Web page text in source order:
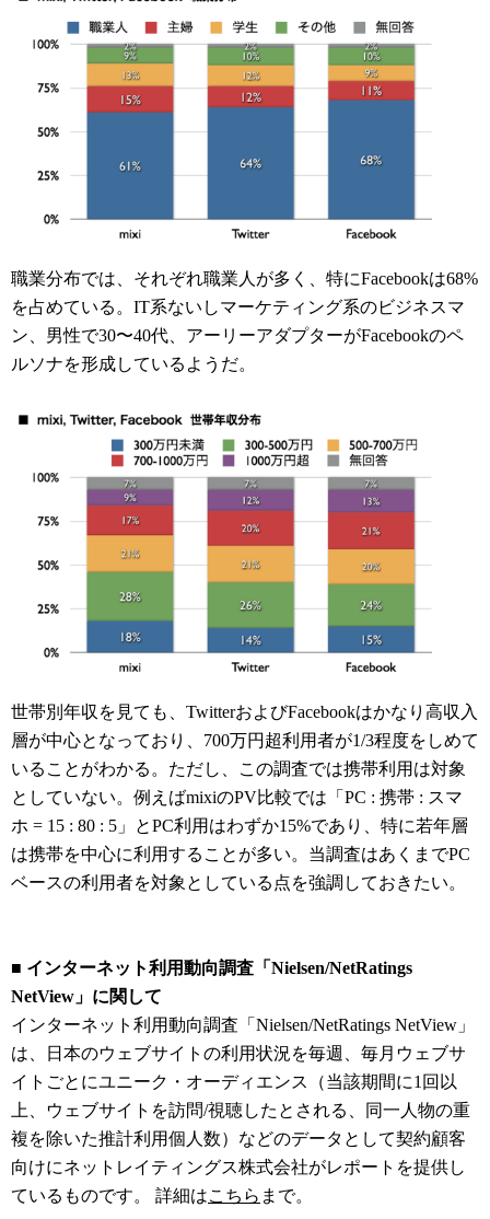
職業分布では、それぞれ職業人が多く、特にFacebookは68%
を占めている。IT系ないしマーケティング系のビジネスマ
ン、男性で30〜40代、アーリーアダプターがFacebookのペ
ルソナを形成しているようだ。
世帯別年収を見ても、TwitterおよびFacebookはかなり高収入
層が中心となっており、700万円超利用者が1/3程度をしめて
いることがわかる。ただし、この調査では携帯利用は対象
としていない。例えばmixiのPV比較では「PC : 携帯 : スマ
ホ = 15 : 80 : 5」とPC利用はわずか15%であり、特に若年層
は携帯を中心に利用することが多い。当調査はあくまでPC
ベースの利用者を対象としている点を強調しておきたい。
■ インターネット利用動向調査「Nielsen/NetRatings
NetView」に関して
インターネット利用動向調査「Nielsen/NetRatings NetView」
は、日本のウェブサイトの利用状況を毎週、毎月ウェブサ
イトごとにユニーク・オーディエンス（当該期間に1回以
上、ウェブサイトを訪問/視聴したとされる、同一人物の重
複を除いた推計利用個人数）などのデータとして契約顧客
向けにネットレイティングス株式会社がレポートを提供し
ているものです。 詳細はこちら まで。